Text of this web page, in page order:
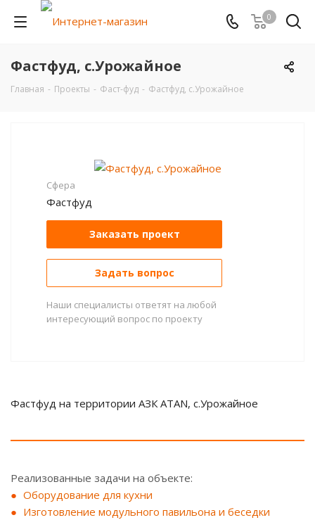
0
Фастфуд, с.Урожайное
Главная - Проекты - Фаст-фуд - Фастфуд, с.Урожайное
Сфера
Фастфуд
Заказать проект
Задать вопрос
Наши специалисты ответят на любой
интересующий вопрос по проекту
Фастфуд на территории АЗК ATAN, с.Урожайное
Реализованные задачи на объекте:
Оборудование для кухни
Изготовление модульного павильона и беседки